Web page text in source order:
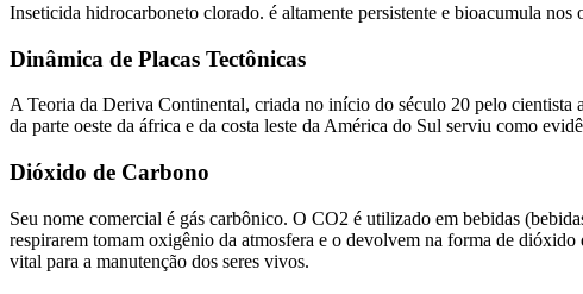
Inseticida hidrocarboneto clorado. é altamente persistente e bioacumula
Dinâmica de Placas Tectônicas
A Teoria da Deriva Continental, criada no início do século 20 pelo cientista
da parte oeste da áfrica e da costa leste da América do Sul serviu como
Dióxido de Carbono
Seu nome comercial é gás carbônico. O CO2 é utilizado em bebidas
respirarem tomam oxigênio da atmosfera e o devolvem na forma de
vital para a manutenção dos seres vivos.